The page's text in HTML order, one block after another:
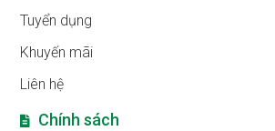
Tuyển dụng
Khuyến mãi
Liên hệ
Chính sách